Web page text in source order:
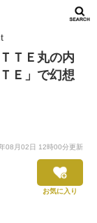
ＴＥ丸の内
Ｅ」で幻想
08月02日 12時00分更新
お気に入り